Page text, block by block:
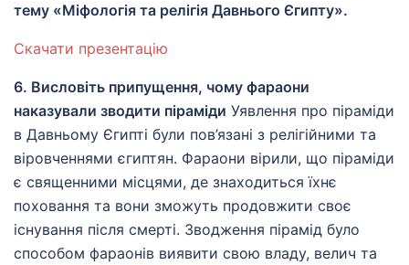
тему «Міфологія та релігія Давнього Єгипту».
Скачати презентацію
6. Висловіть припущення, чому фараони
наказували зводити піраміди Уявлення про піраміди
в Давньому Єгипті були пов’язані з релігійними та
віровченнями єгиптян. Фараони вірили, що піраміди
є священними місцями, де знаходиться їхнє
поховання та вони зможуть продовжити своє
існування після смерті. Зводження пірамід було
способом фараонів виявити свою владу, велич та